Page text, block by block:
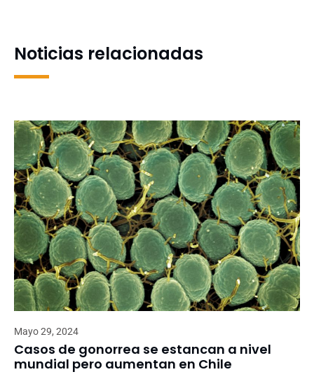
Noticias relacionadas
Mayo 29, 2024
Casos de gonorrea se estancan a nivel
mundial pero aumentan en Chile